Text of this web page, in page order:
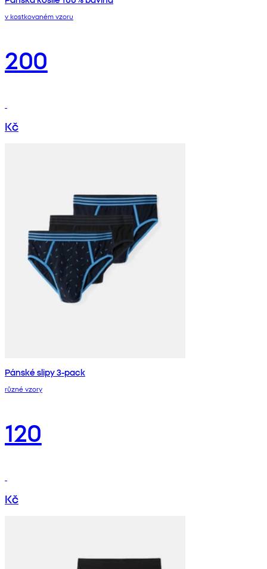
v kostkovaném vzoru
200
Kč
Pánské slipy 3-pack
různé vzory
120
Kč